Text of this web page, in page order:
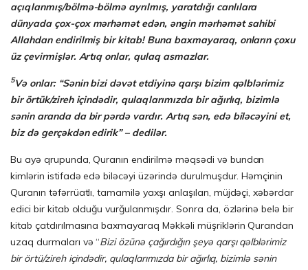
açıqlanmış/bölmə-bölmə ayrılmış, yaratdığı canlılara
dünyada çox-çox mərhəmət edən, əngin mərhəmət sahibi
Allahdan endirilmiş bir kitab! Buna baxmayaraq, onların çoxu
üz çevirmişlər. Artıq onlar, qulaq asmazlar.
5Və onlar: “Sənin bizi dəvət etdiyinə qarşı bizim qəlblərimiz
bir örtük/zireh içindədir, qulaqları­mız­da bir ağırlıq, bizimlə
sənin aranda da bir pərdə vardır. Artıq sən, edə biləcəyini et,
biz də gerçəkdən edirik” – dedilər.
Bu ayə qrupunda, Quranın endirilmə məqsədi və bundan
kimlərin istifadə edə biləcəyi üzərində durulmuşdur. Həmçinin
Quranın təfərrüatlı, tamamilə yaxşı anlaşılan, müjdəçi, xəbərdar
edici bir kitab olduğu vurğulanmışdır. Sonra da, özlərinə belə bir
kitab çatdırılmasına baxmayaraq Məkkəli müşriklərin Qurandan
uzaq durmaları və “Bizi özünə çağırdığın şeyə qarşı qəlblərimiz
bir örtü/zireh içindədir, qulaqlarımızda bir ağırlıq, bizimlə sənin